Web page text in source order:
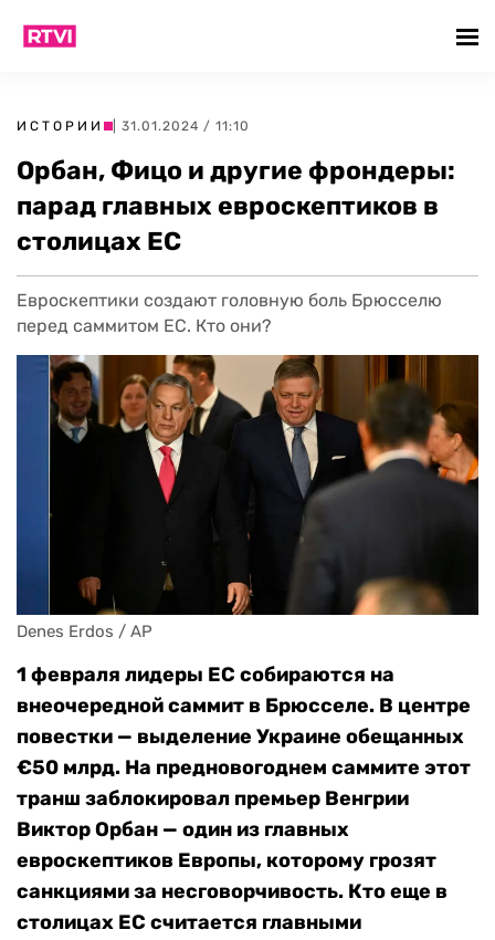
ИСТОРИИ | 31.01.2024 / 11:10
Орбан, Фицо и другие фрондеры:
парад главных евроскептиков в
столицах ЕС
Евроскептики создают головную боль Брюсселю
перед саммитом ЕС. Кто они?
Denes Erdos / AP
1 февраля лидеры ЕС собираются на
внеочередной саммит в Брюсселе. В центре
повестки — выделение Украине обещанных
€50 млрд. На предновогоднем саммите этот
транш заблокировал премьер Венгрии
Виктор Орбан — один из главных
евроскептиков Европы, которому грозят
санкциями за несговорчивость. Кто еще в
столицах ЕС считается главными